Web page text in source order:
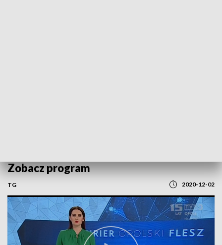
Zobacz program
TG 2020-12-02